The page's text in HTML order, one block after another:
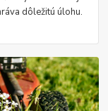
dôležitú úlohu.